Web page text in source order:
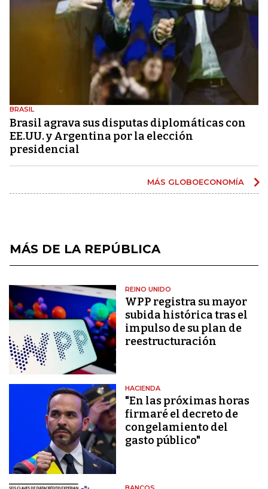
BRASIL
Brasil agrava sus disputas diplomáticas con
EE.UU. y Argentina por la elección
presidencial
MÁS GLOBOECONOMÍA
MÁS DE LA REPÚBLICA
REINO UNIDO
WPP registra su mayor
subida histórica tras el
impulso de su plan de
reestructuración
HACIENDA
"En las próximas horas
firmaré el decreto de
congelamiento del
gasto público"